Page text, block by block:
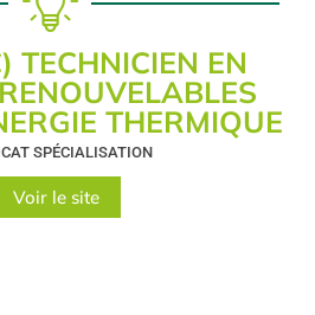
TECHNICIEN EN
THERMIQUE
SPÉCIALISATION
Voir le site